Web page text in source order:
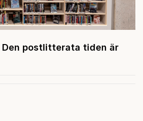
Den postlitterata tiden är